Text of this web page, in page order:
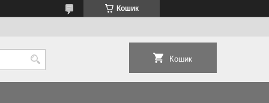
Кошик
Кошик